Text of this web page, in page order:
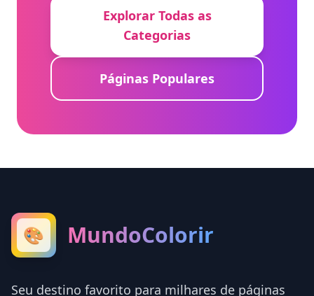
Explorar Todas as
Categorias
Páginas Populares
🎨 MundoColorir
Seu destino favorito para milhares de páginas